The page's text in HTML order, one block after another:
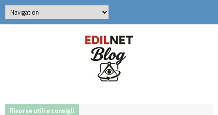
Risorse utili e consigli